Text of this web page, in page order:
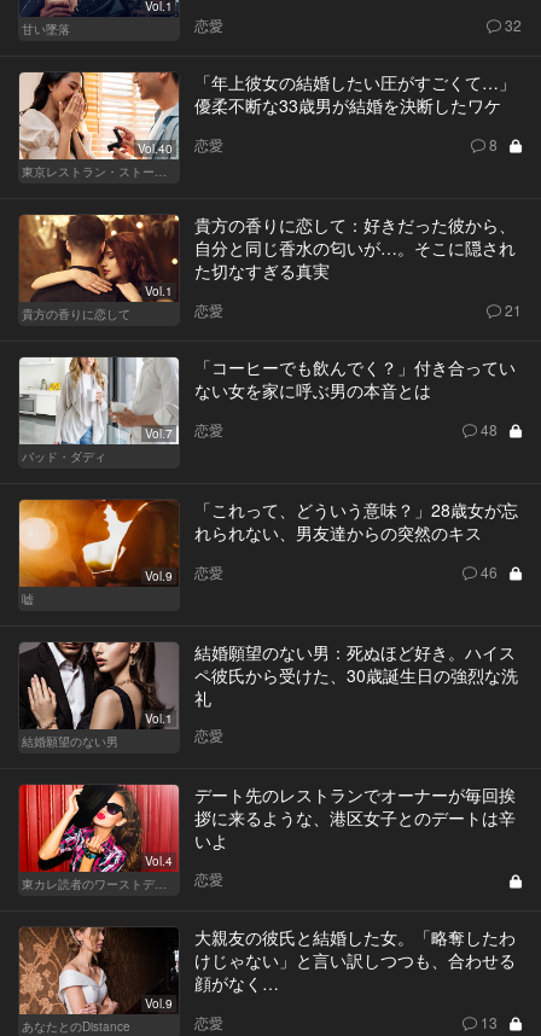
Vol.1
甘い墜落
恋愛 32
Vol.40
東京レストラン・ストーリー
「年上彼女の結婚したい圧がすごくて…」
優柔不断な33歳男が結婚を決断したワケ
恋愛 8
Vol.1
貴方の香りに恋して
貴方の香りに恋して：好きだった彼から、
自分と同じ香水の匂いが…。そこに隠され
た切なすぎる真実
恋愛 21
Vol.7
バッド・ダディ
「コーヒーでも飲んでく？」付き合ってい
ない女を家に呼ぶ男の本音とは
恋愛 48
Vol.9
嘘
「これって、どういう意味？」28歳女が忘
れられない、男友達からの突然のキス
恋愛 46
Vol.1
結婚願望のない男
結婚願望のない男：死ぬほど好き。ハイス
ペ彼氏から受けた、30歳誕生日の強烈な洗
礼
恋愛
Vol.4
デート先のレストランでオーナーが毎回挨
拶に来るような、港区女子とのデートは辛
いよ
恋愛
Vol.9
あなたとのDistance
大親友の彼氏と結婚した女。「略奪したわ
けじゃない」と言い訳しつつも、合わせる
顔がなく…
恋愛 13